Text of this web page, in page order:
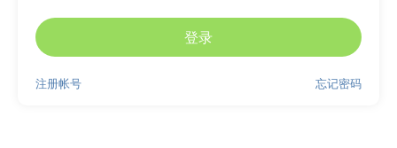
登录
忘记密码
注册帐号